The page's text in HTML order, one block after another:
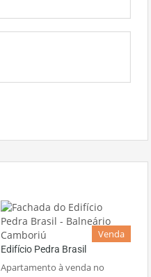
Venda
Edifício Pedra Brasil
Apartamento à venda no